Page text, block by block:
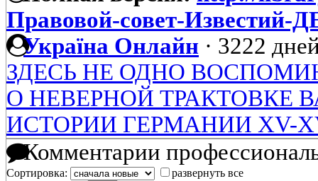
Правовой-совет-
Україна Онлайн · 3222
ЗДЕСЬ НЕ ОДНО
О НЕВЕРНОЙ ТРАКТОВКЕ
ИСТОРИИ ГЕРМАНИИ XV-
Комментарии
Сортировка:
развернуть все